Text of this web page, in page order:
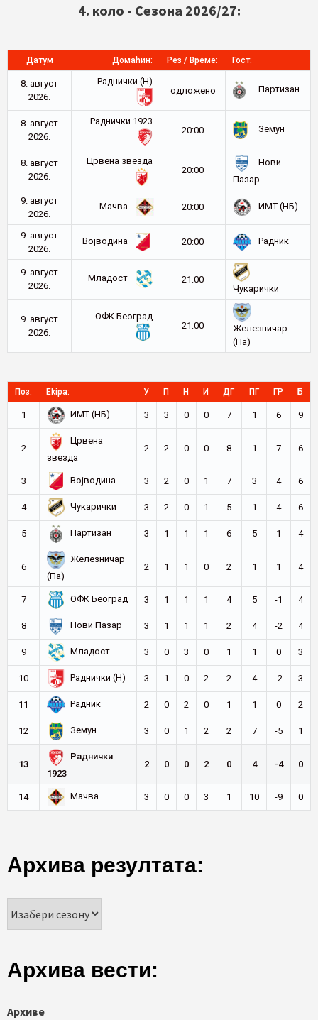
4. коло - Сезона 2026/27:
Датум Домаћин: Рез / Време: Гост:
8. август
2026.
Раднички (Н)
oдложено
Партизан
8. август
2026.
Раднички 1923
20:00
Земун
8. август
2026.
Црвена звезда
20:00
Нови
Пазар
9. август
2026.
Мачва 20:00 ИМТ (НБ)
9. август
2026.
Војводина 20:00 Радник
9. август
2026.
Младост
21:00
Чукарички
9. август
2026.
ОФК Београд
21:00
Железничар
(Па)
Поз: Ekipa: У П Н И ДГ ПГ ГР Б
1 ИМТ (НБ) 3 3 0 0 7 1 6 9
2
Црвена
звезда
2 2 0 0 8 1 7 6
3 Војводина 3 2 0 1 7 3 4 6
4 Чукарички 3 2 0 1 5 1 4 6
5 Партизан 3 1 1 1 6 5 1 4
6
Железничар
(Па)
2 1 1 0 2 1 1 4
7 ОФК Београд 3 1 1 1 4 5 -1 4
8 Нови Пазар 3 1 1 1 2 4 -2 4
9 Младост 3 0 3 0 1 1 0 3
10 Раднички (Н) 3 1 0 2 2 4 -2 3
11 Радник 2 0 2 0 1 1 0 2
12 Земун 3 0 1 2 2 7 -5 1
13
Раднички
1923
2 0 0 2 0 4 -4 0
14 Мачва 3 0 0 3 1 10 -9 0
Архива резултата:
Архива вести:
Архиве